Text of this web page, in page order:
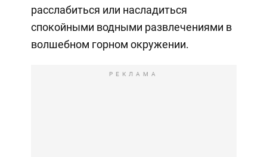
расслабиться или насладиться
спокойными водными развлечениями в
волшебном горном окружении.
РЕКЛАМА